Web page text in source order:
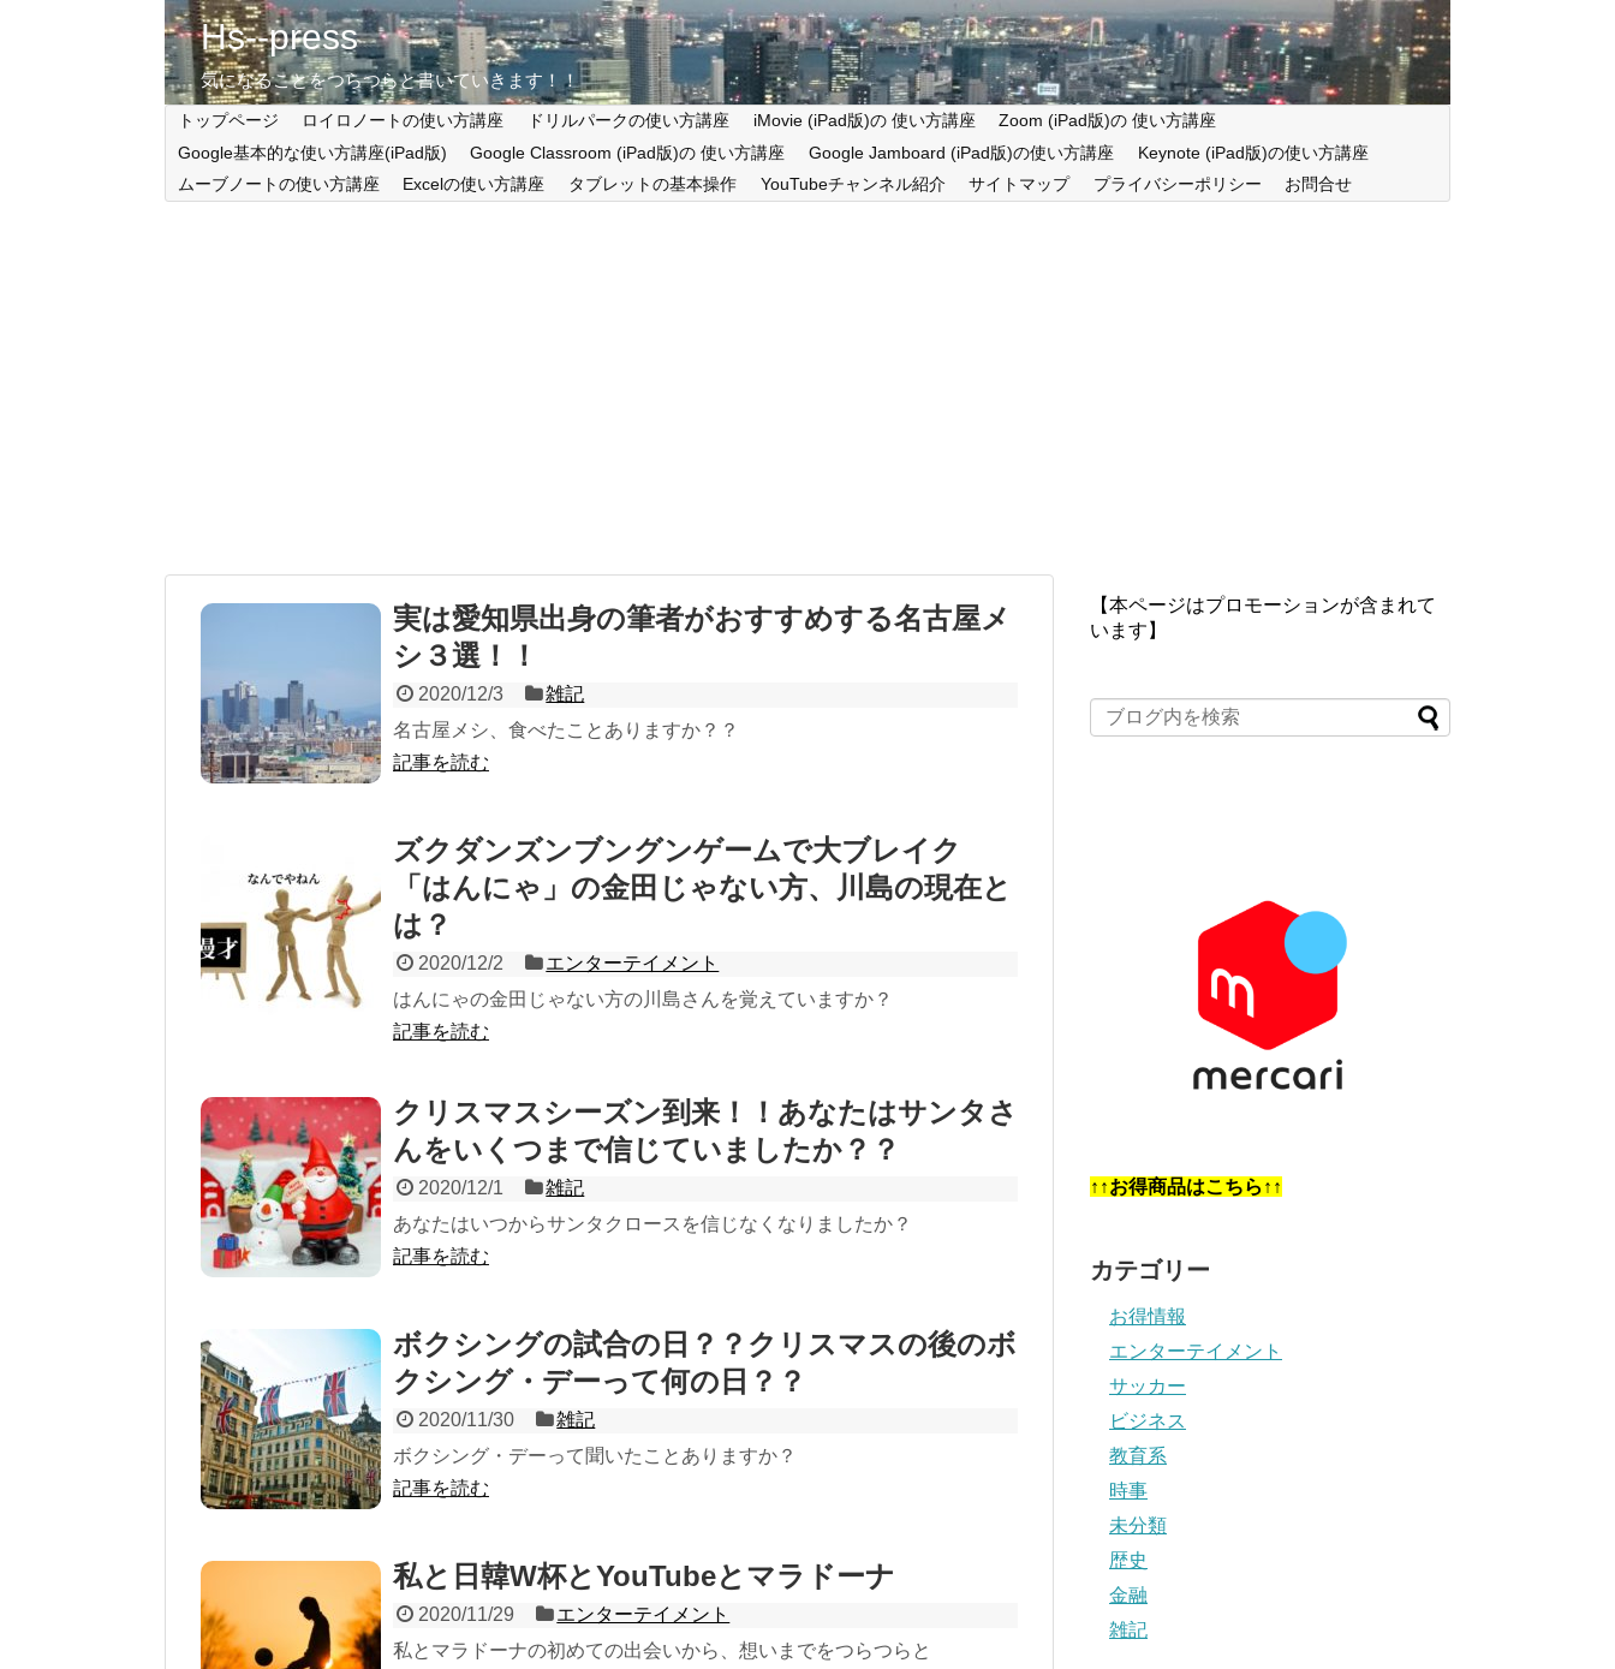
Hs--press
気になることをつらつらと書いていきます！！
トップページ ロイロノートの使い方講座 ドリルパークの使い方講座 iMovie (iPad版)の 使い方講座
Zoom (iPad版)の 使い方講座
Google基本的な使い方講座(iPad版)
Google Classroom (iPad版)の 使い方講座 Google Jamboard (iPad版)の使い方講座
Keynote (iPad版)の使い方講座
ムーブノートの使い方講座
Excelの使い方講座 タブレットの基本操作 YouTubeチャンネル紹介 サイトマップ プライバシーポリシー お問合せ
実は愛知県出身の筆者がおすすめする名古屋メ
シ３選！！
2020/12/3
雑記
名古屋メシ、食べたことありますか？？
記事を読む
ズクダンズンブングンゲームで大ブレイク
「はんにゃ」の金田じゃない方、川島の現在と
は？
2020/12/2
エンターテイメント
はんにゃの金田じゃない方の川島さんを覚えていますか？
記事を読む
クリスマスシーズン到来！！あなたはサンタさ
んをいくつまで信じていましたか？？
2020/12/1
雑記
あなたはいつからサンタクロースを信じなくなりましたか？
記事を読む
ボクシングの試合の日？？クリスマスの後のボ
クシング・デーって何の日？？
2020/11/30
雑記
ボクシング・デーって聞いたことありますか？
記事を読む
私と日韓W杯とYouTubeとマラドーナ
2020/11/29
エンターテイメント
私とマラドーナの初めての出会いから、想いまでをつらつらと
【本ページはプロモーションが含まれて
います】
↑↑お得商品はこちら↑↑
カテゴリー
お得情報
エンターテイメント
サッカー
ビジネス
教育系
時事
未分類
歴史
金融
雑記